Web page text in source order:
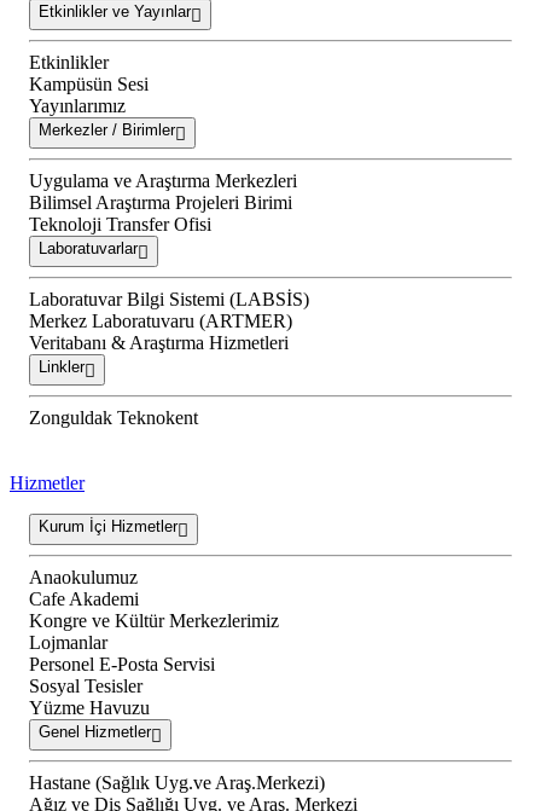
Etkinlikler ve Yayınlar
Etkinlikler
Kampüsün Sesi
Yayınlarımız
Merkezler / Birimler
Uygulama ve Araştırma Merkezleri
Bilimsel Araştırma Projeleri Birimi
Teknoloji Transfer Ofisi
Laboratuvarlar
Laboratuvar Bilgi Sistemi (LABSİS)
Merkez Laboratuvaru (ARTMER)
Veritabanı & Araştırma Hizmetleri
Linkler
Zonguldak Teknokent
Hizmetler
Kurum İçi Hizmetler
Anaokulumuz
Cafe Akademi
Kongre ve Kültür Merkezlerimiz
Lojmanlar
Personel E-Posta Servisi
Sosyal Tesisler
Yüzme Havuzu
Genel Hizmetler
Hastane (Sağlık Uyg.ve Araş.Merkezi)
Ağız ve Diş Sağlığı Uyg. ve Araş. Merkezi